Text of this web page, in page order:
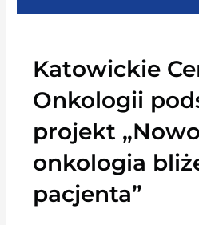
Katowickie
Onkologii
projekt
onkologia
pacjenta”